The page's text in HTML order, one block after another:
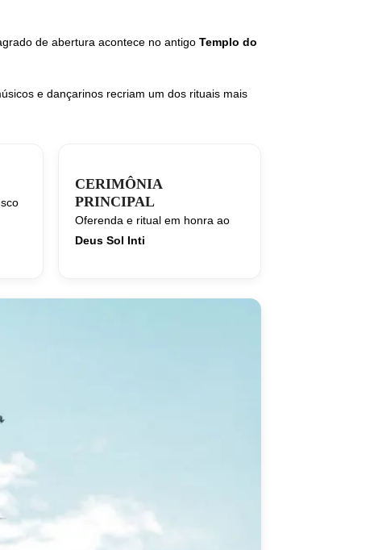
de abertura acontece no antigo Templo do
e dançarinos recriam um dos rituais mais
CERIMÔNIA
PRINCIPAL
Oferenda e ritual em honra ao
Deus Sol Inti